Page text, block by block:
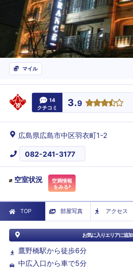
マイル
14
クチコミ
3.9
広島県広島市中区羽衣町1-2
082-241-3177
空室状況
空満情報
をみる
TOP 部屋写真 アクセス
お気に入りエリアに追加
鷹野橋駅から徒歩6分
中広入口から車で5分